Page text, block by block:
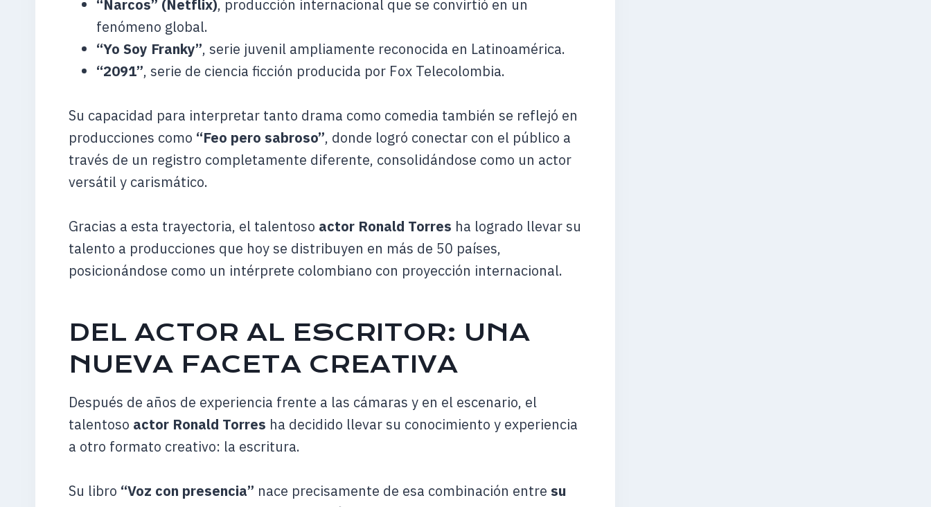
“Narcos” (Netflix), producción internacional que se convirtió en un
fenómeno global.
“Yo Soy Franky”, serie juvenil ampliamente reconocida en Latinoamérica.
“2091”, serie de ciencia ficción producida por Fox Telecolombia.
Su capacidad para interpretar tanto drama como comedia también se reflejó en
producciones como “Feo pero sabroso”, donde logró conectar con el público a
través de un registro completamente diferente, consolidándose como un actor
versátil y carismático.
Gracias a esta trayectoria, el talentoso actor Ronald Torres ha logrado llevar su
talento a producciones que hoy se distribuyen en más de 50 países,
posicionándose como un intérprete colombiano con proyección internacional.
DEL ACTOR AL ESCRITOR: UNA
NUEVA FACETA CREATIVA
Después de años de experiencia frente a las cámaras y en el escenario, el
talentoso actor Ronald Torres ha decidido llevar su conocimiento y experiencia
a otro formato creativo: la escritura.
Su libro “Voz con presencia” nace precisamente de esa combinación entre su